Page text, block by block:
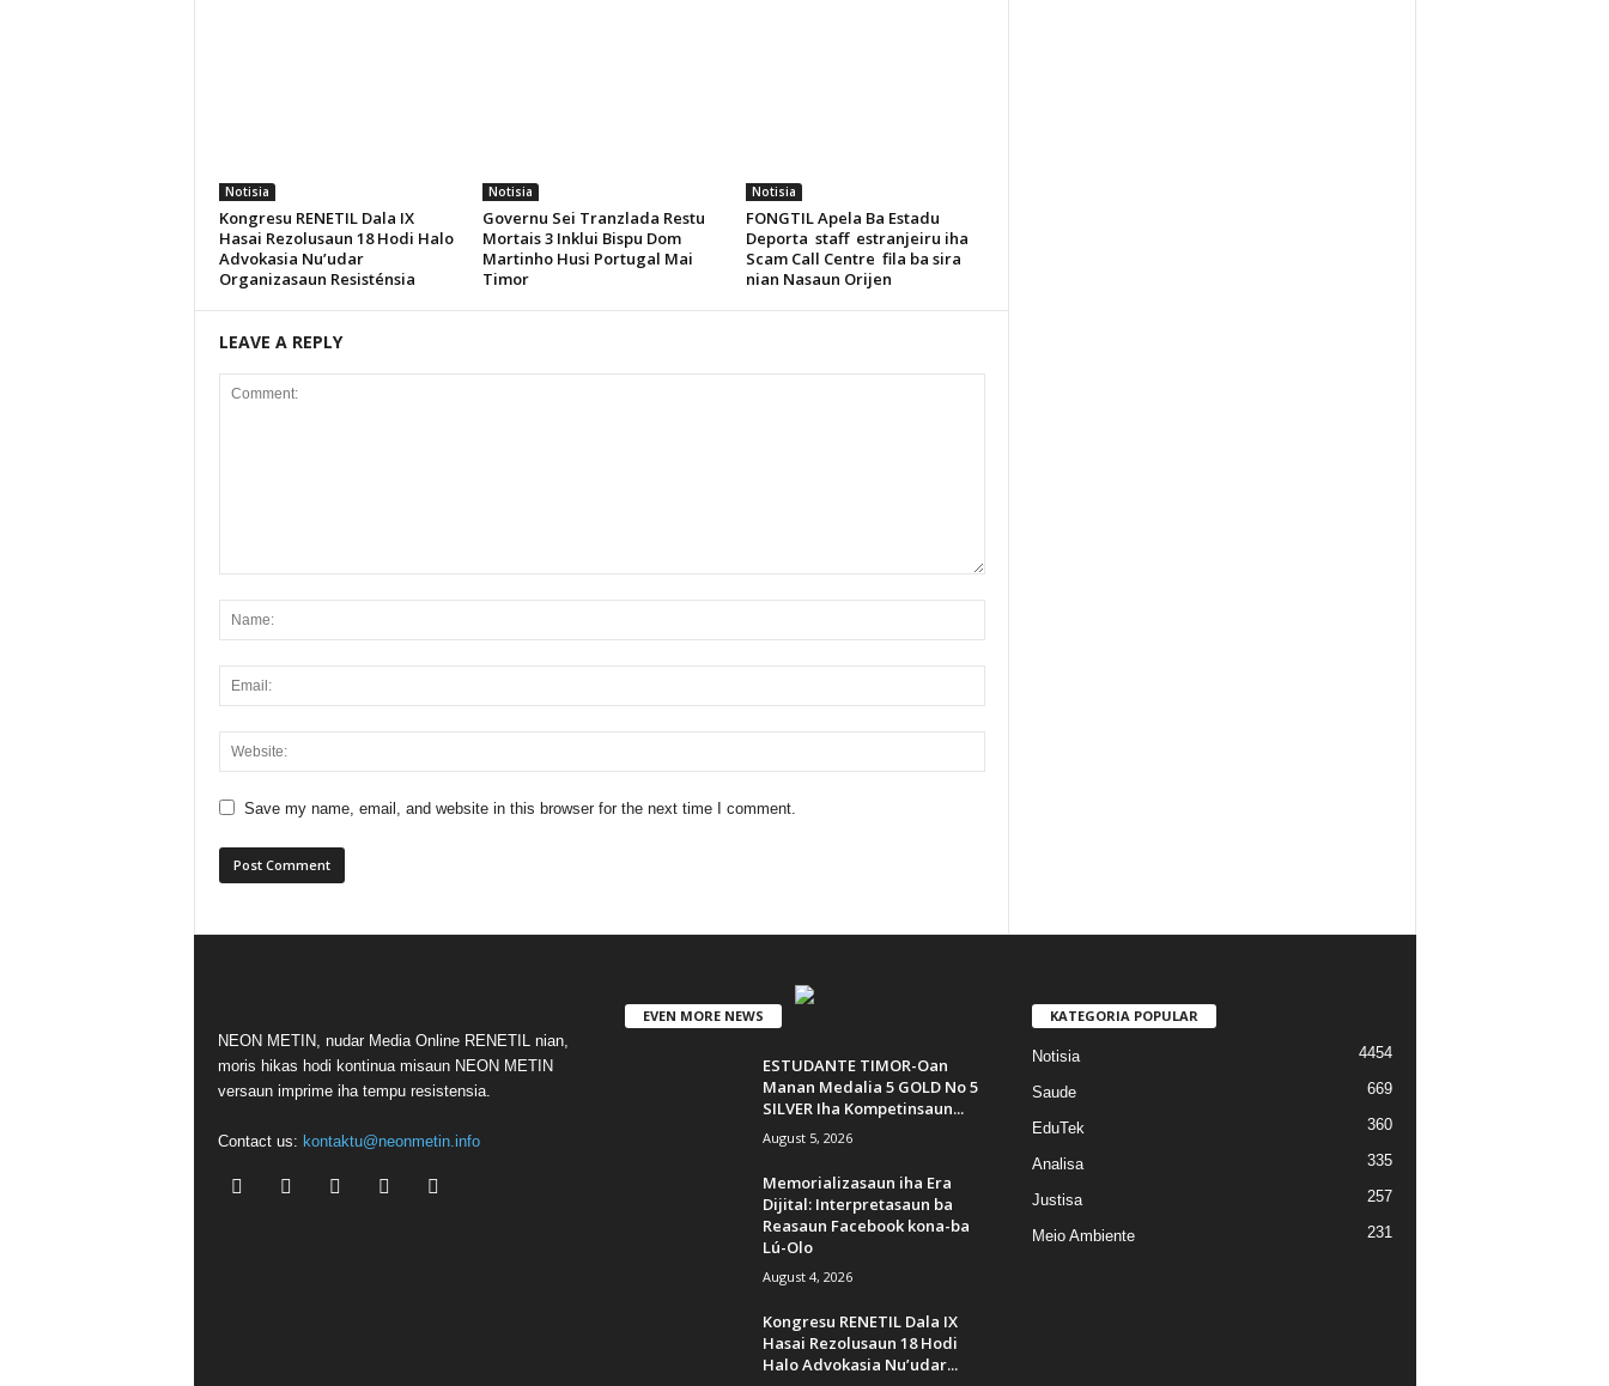
Notisia
Kongresu RENETIL Dala IX
Hasai Rezolusaun 18 Hodi Halo
Advokasia Nu’udar
Organizasaun Resisténsia
Notisia
Governu Sei Tranzlada Restu
Mortais 3 Inklui Bispu Dom
Martinho Husi Portugal Mai
Timor
Notisia
FONGTIL Apela Ba Estadu
Deporta staff estranjeiru iha
Scam Call Centre fila ba sira
nian Nasaun Orijen
LEAVE A REPLY
Save my name, email, and website in this browser for the next time I comment.
NEON METIN, nudar Media Online RENETIL nian,
moris hikas hodi kontinua misaun NEON METIN
versaun imprime iha tempu resistensia.
Contact us: kontaktu@neonmetin.info
EVEN MORE NEWS
ESTUDANTE TIMOR-Oan
Manan Medalia 5 GOLD No 5
SILVER Iha Kompetinsaun...
August 5, 2026
Memorializasaun iha Era
Dijital: Interpretasaun ba
Reasaun Facebook kona-ba
Lú-Olo
August 4, 2026
Kongresu RENETIL Dala IX
Hasai Rezolusaun 18 Hodi
Halo Advokasia Nu’udar...
KATEGORIA POPULAR
Notisia 4454
Saude 669
EduTek 360
Analisa 335
Justisa 257
Meio Ambiente 231